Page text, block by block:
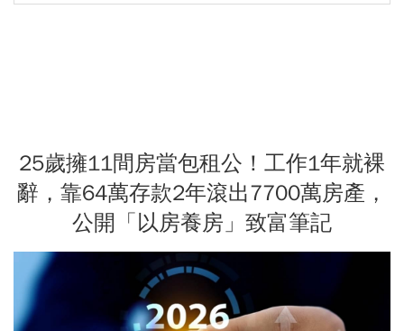
25歲擁11間房當包租公！工作1年就裸
辭，靠64萬存款2年滾出7700萬房產，
公開「以房養房」致富筆記